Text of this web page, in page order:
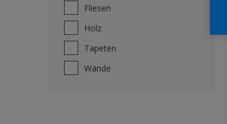
Fliesen
Holz
Tapeten
Wände